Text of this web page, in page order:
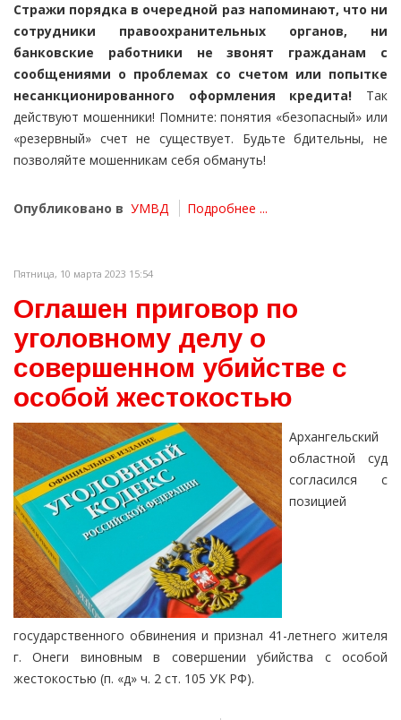
Стражи порядка в очередной раз напоминают, что ни
сотрудники правоохранительных органов, ни
банковские работники не звонят гражданам с
сообщениями о проблемах со счетом или попытке
несанкционированного оформления кредита! Так
действуют мошенники! Помните: понятия «безопасный» или
«резервный» счет не существует. Будьте бдительны, не
позволяйте мошенникам себя обмануть!
Опубликовано в УМВД Подробнее ...
Пятница, 10 марта 2023 15:54
Оглашен приговор по
уголовному делу о
совершенном убийстве с
особой жестокостью
Архангельский
областной суд
согласился с
позицией
государственного обвинения и признал 41-летнего жителя
г. Онеги виновным в совершении убийства с особой
жестокостью (п. «д» ч. 2 ст. 105 УК РФ).